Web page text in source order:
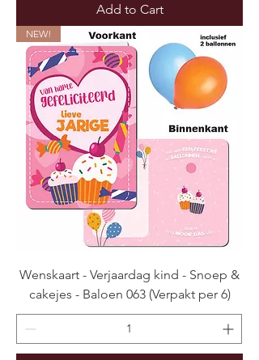
Add to Cart
NEW!
Wenskaart - Verjaardag kind - Snoep &
cakejes - Baloen 063 (Verpakt per 6)